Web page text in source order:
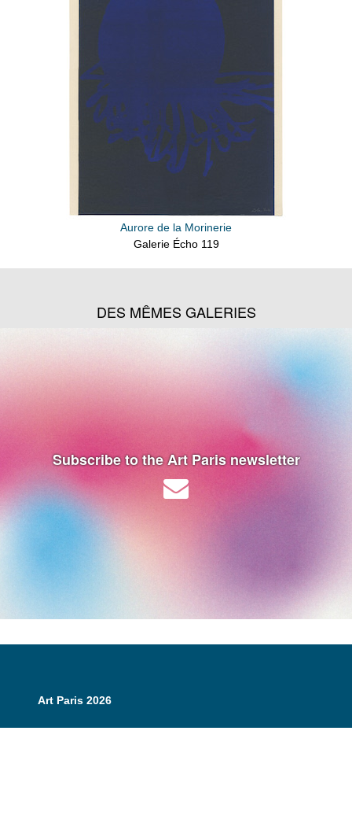
Aurore de la Morinerie
Galerie Écho 119
DES MÊMES GALERIES
Subscribe to the Art Paris newsletter
Art Paris 2026